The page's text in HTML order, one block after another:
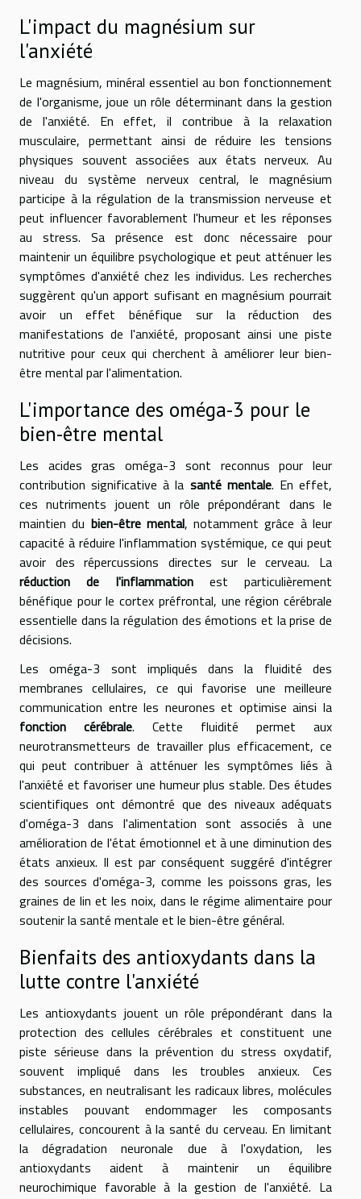
L'impact du magnésium sur
l'anxiété
Le magnésium, minéral essentiel au bon fonctionnement
de l'organisme, joue un rôle déterminant dans la gestion
de l'anxiété. En effet, il contribue à la relaxation
musculaire, permettant ainsi de réduire les tensions
physiques souvent associées aux états nerveux. Au
niveau du système nerveux central, le magnésium
participe à la régulation de la transmission nerveuse et
peut influencer favorablement l'humeur et les réponses
au stress. Sa présence est donc nécessaire pour
maintenir un équilibre psychologique et peut atténuer les
symptômes d'anxiété chez les individus. Les recherches
suggèrent qu'un apport sufisant en magnésium pourrait
avoir un effet bénéfique sur la réduction des
manifestations de l'anxiété, proposant ainsi une piste
nutritive pour ceux qui cherchent à améliorer leur bien-
être mental par l'alimentation.
L'importance des oméga-3 pour le
bien-être mental
Les acides gras oméga-3 sont reconnus pour leur
contribution significative à la santé mentale. En effet,
ces nutriments jouent un rôle prépondérant dans le
maintien du bien-être mental, notamment grâce à leur
capacité à réduire l'inflammation systémique, ce qui peut
avoir des répercussions directes sur le cerveau. La
réduction de l'inflammationest particulièrement
bénéfique pour le cortex préfrontal, une région cérébrale
essentielle dans la régulation des émotions et la prise de
décisions.
Les oméga-3 sont impliqués dans la fluidité des
membranes cellulaires, ce qui favorise une meilleure
communication entre les neurones et optimise ainsi la
fonction cérébrale. Cette fluidité permet aux
neurotransmetteurs de travailler plus efficacement, ce
qui peut contribuer à atténuer les symptômes liés à
l'anxiété et favoriser une humeur plus stable. Des études
scientifiques ont démontré que des niveaux adéquats
d'oméga-3 dans l'alimentation sont associés à une
amélioration de l'état émotionnel et à une diminution des
états anxieux. Il est par conséquent suggéré d'intégrer
des sources d'oméga-3, comme les poissons gras, les
graines de lin et les noix, dans le régime alimentaire pour
soutenir la santé mentale et le bien-être général.
Bienfaits des antioxydants dans la
lutte contre l'anxiété
Les antioxydants jouent un rôle prépondérant dans la
protection des cellules cérébrales et constituent une
piste sérieuse dans la prévention du stress oxydatif,
souvent impliqué dans les troubles anxieux. Ces
substances, en neutralisant les radicaux libres, molécules
instables pouvant endommager les composants
cellulaires, concourent à la santé du cerveau. En limitant
la dégradation neuronale due à l'oxydation, les
antioxydants aident à maintenir un équilibre
neurochimique favorable à la gestion de l'anxiété. La